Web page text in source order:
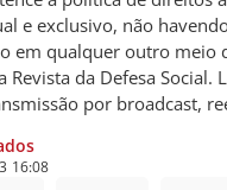
e exclusivo, não
em qualquer outro meio
Revista da Defesa Social.
por broadcast,
16:08